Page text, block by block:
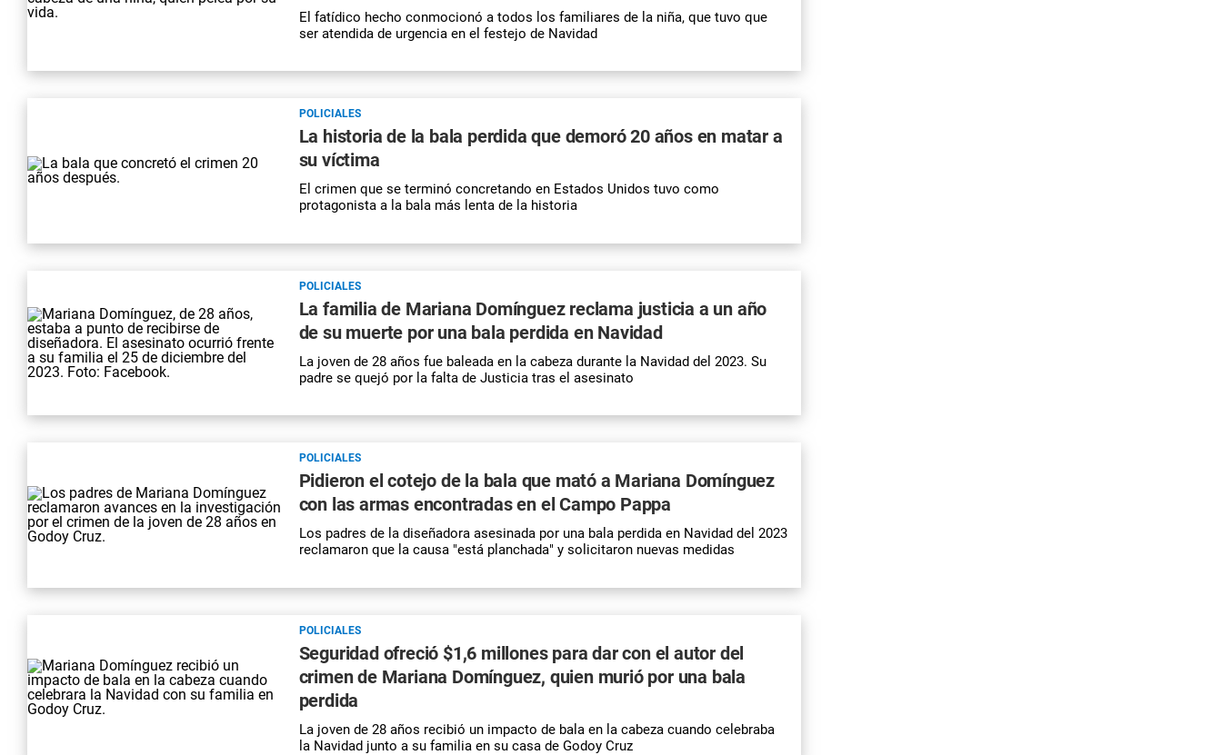
El fatídico hecho conmocionó a todos los familiares de la niña, que tuvo que
ser atendida de urgencia en el festejo de Navidad
POLICIALES
La historia de la bala perdida que demoró 20 años en matar a
su víctima
El crimen que se terminó concretando en Estados Unidos tuvo como
protagonista a la bala más lenta de la historia
POLICIALES
La familia de Mariana Domínguez reclama justicia a un año
de su muerte por una bala perdida en Navidad
La joven de 28 años fue baleada en la cabeza durante la Navidad del 2023. Su
padre se quejó por la falta de Justicia tras el asesinato
POLICIALES
Pidieron el cotejo de la bala que mató a Mariana Domínguez
con las armas encontradas en el Campo Pappa
Los padres de la diseñadora asesinada por una bala perdida en Navidad del 2023
reclamaron que la causa "está planchada" y solicitaron nuevas medidas
POLICIALES
Seguridad ofreció $1,6 millones para dar con el autor del
crimen de Mariana Domínguez, quien murió por una bala
perdida
La joven de 28 años recibió un impacto de bala en la cabeza cuando celebraba
la Navidad junto a su familia en su casa de Godoy Cruz